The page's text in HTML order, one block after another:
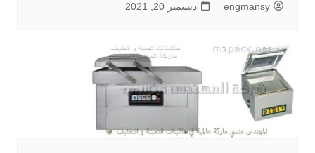
engmansy ديسمبر 20, 2021